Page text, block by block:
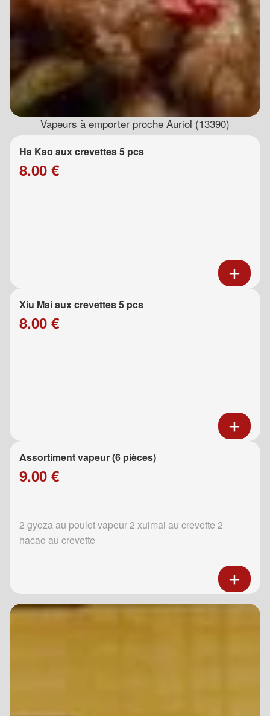
Vapeurs à emporter proche Auriol (13390)
Ha Kao aux crevettes 5 pcs
8.00 €
Xiu Mai aux crevettes 5 pcs
8.00 €
Assortiment vapeur (6 pièces)
9.00 €
2 gyoza au poulet vapeur 2 xuimai au crevette 2
hacao au crevette